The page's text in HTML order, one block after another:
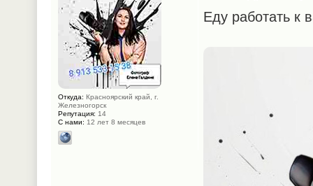
Еду работать к
Откуда: Красноярский край, г.
Железногорск
Репутация: 14
С нами: 12 лет 8 месяцев